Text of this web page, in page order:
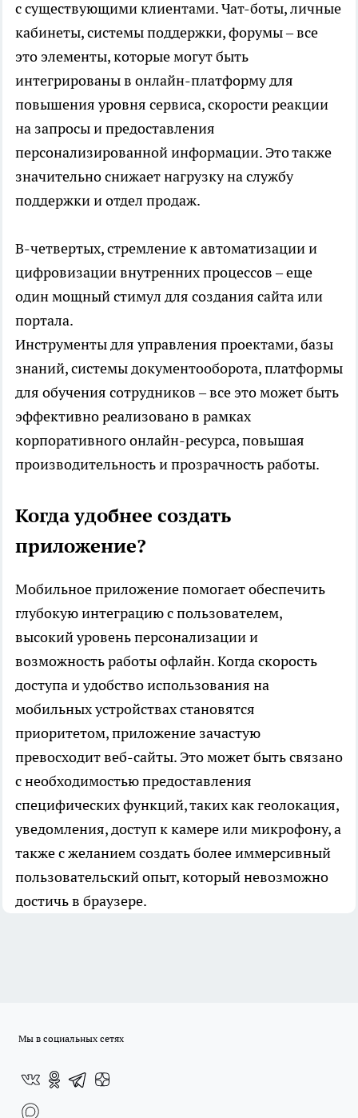
с существующими клиентами. Чат-боты, личные
кабинеты, системы поддержки, форумы – все
это элементы, которые могут быть
интегрированы в онлайн-платформу для
повышения уровня сервиса, скорости реакции
на запросы и предоставления
персонализированной информации. Это также
значительно снижает нагрузку на службу
поддержки и отдел продаж.
В-четвертых, стремление к автоматизации и
цифровизации внутренних процессов – еще
один мощный стимул для создания сайта или
портала.
Инструменты для управления проектами, базы
знаний, системы документооборота, платформы
для обучения сотрудников – все это может быть
эффективно реализовано в рамках
корпоративного онлайн-ресурса, повышая
производительность и прозрачность работы.
Когда удобнее создать
приложение?
Мобильное приложение помогает обеспечить
глубокую интеграцию с пользователем,
высокий уровень персонализации и
возможность работы офлайн. Когда скорость
доступа и удобство использования на
мобильных устройствах становятся
приоритетом, приложение зачастую
превосходит веб-сайты. Это может быть связано
с необходимостью предоставления
специфических функций, таких как геолокация,
уведомления, доступ к камере или микрофону, а
также с желанием создать более иммерсивный
пользовательский опыт, который невозможно
достичь в браузере.
Мы в социальных сетях